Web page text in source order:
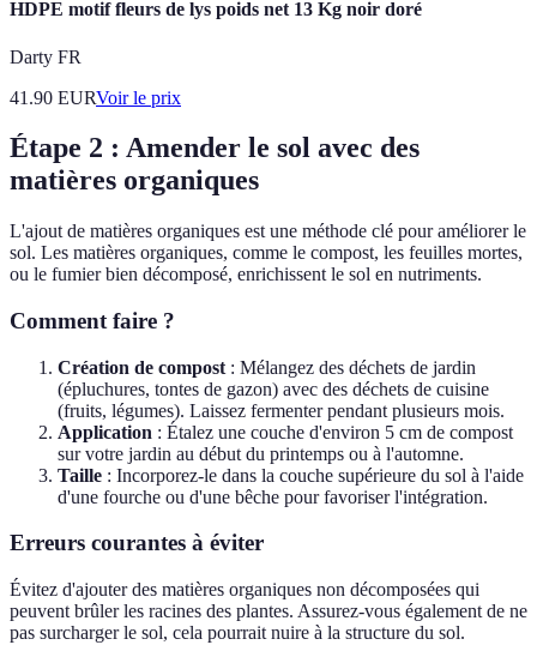
HDPE motif fleurs de lys poids net 13 Kg noir doré
Darty FR
41.90 EURVoir le prix
Étape 2 : Amender le sol avec des
matières organiques
L'ajout de matières organiques est une méthode clé pour améliorer le
sol. Les matières organiques, comme le compost, les feuilles mortes,
ou le fumier bien décomposé, enrichissent le sol en nutriments.
Comment faire ?
Création de compost : Mélangez des déchets de jardin
(épluchures, tontes de gazon) avec des déchets de cuisine
(fruits, légumes). Laissez fermenter pendant plusieurs mois.
Application : Étalez une couche d'environ 5 cm de compost
sur votre jardin au début du printemps ou à l'automne.
Taille : Incorporez-le dans la couche supérieure du sol à l'aide
d'une fourche ou d'une bêche pour favoriser l'intégration.
Erreurs courantes à éviter
Évitez d'ajouter des matières organiques non décomposées qui
peuvent brûler les racines des plantes. Assurez-vous également de ne
pas surcharger le sol, cela pourrait nuire à la structure du sol.